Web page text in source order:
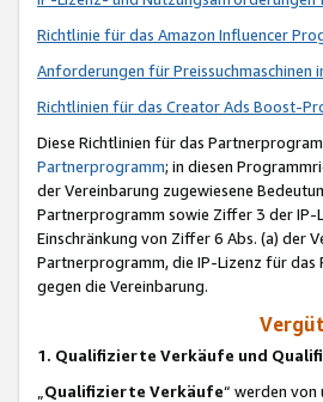
Richtlinie für das Amazon Influencer
Anforderungen für Preissuchmaschinen
Richtlinien für das Creator Ads Boost-
Diese Richtlinien für das
Partnerprogramm; in diesen
der Vereinbarung zugewiesene
Partnerprogramm sowie Ziffer 3 der
Einschränkung von Ziffer 6 Abs. (a) der
Partnerprogramm, die IP-Lizenz für
gegen die Vereinbarung.
1. Qualifizierte Verkäufe und
Qualifizierte Verkäufe“ werden